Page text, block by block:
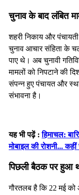
चुनाव के बाद लंबित
शहरी निकाय और
चुनाव आचार संहिता के
पाए थे। अब चुनावी
मामलों को निपटाने की
संपन्न हुए पंचायत और
संभावना है।
यह भी पढ़ें :हिमाचल:
मोबाइल की रोशनी...
पिछली बैठक पर हुआ
गौरतलब है कि 22 मई